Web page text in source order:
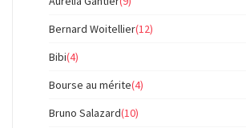
Bernard Woitellier(12)
Bibi(4)
Bourse au mérite(4)
Bruno Salazard(10)